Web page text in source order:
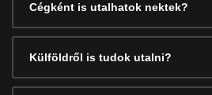
Cégként is utalhatok nektek?
Külföldről is tudok utalni?